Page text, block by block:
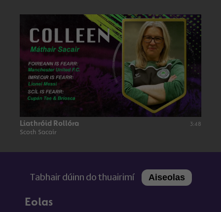
Liathróid Rollóra
Scoth Sacair
3:48
Tabhair dúinn do thuairimí Aiseolas
Eolas